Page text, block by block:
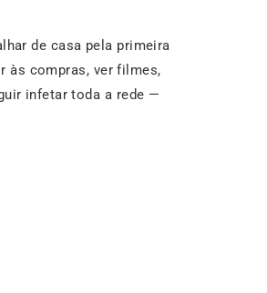
de casa pela primeira
às compras, ver filmes,
infetar toda a rede —